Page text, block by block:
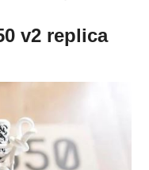
v2 replica